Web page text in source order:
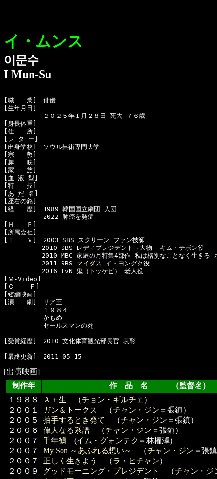
イ・ムンス
이문수
I Mun-Su
[職　　業]　俳優
[生年月日]
  　　　　　２０２５年１月２８日 死去 ７６歳
[身長体重]
[住　　所]
[レ タ ー]
[出身学校]　ソウル芸術専門大学
[宗　　教]
[趣　　味]
[家　　族]
[血 液 型]
[特　　技]
[あ だ 名]
[座右の銘]
[経　　歴]　1989 韓国国立劇団 入団
  　　　　　2022 肺癌を発症
[Ｈ　　Ｐ]
[所属会社]
[Ｔ　　Ｖ]　2003 SBS スクリーン ファン技師
2010 SBS レディプレジデント～大物  キム・テボン役
2010 MBC 家庭の月特集4部作 私は格別なことなく生きる ホ
2011 SBS マイダス イ・ヨングク役
2016 tvN
鬼（トッケビ）
老人役
[Ｍ-Video]
[Ｃ    Ｆ]
[短編映画]
[演　　劇]　リア王
  　　　　　１９８４
  　　　　　かもめ
  　　　　　セールスマンの死
[受賞経歴]　2010 文化体育観光部長官 表彰
[出演映画]
制作年
作 品 名 （監督名）
１９８８
２００１
２００５
２００６
２００７
２００７
２００７
２００９
Ａ＋生 （チョン・ギルチェ ）
ガン＆トークス
（チャン・ジン ＝張鎮）
拍手するとき発て
（チャン・ジン ＝張鎮）
偉大なる系譜 （チャン・ジン ＝張鎮）
千年鶴 (イム・グォンテク ＝林權澤）
My Son ～あふれる想い～
（チャン・ジン ＝張
正しく生きよう
（ラ・ヒチャン）
グッドモーニング・プレジデント
（チャン・ジ